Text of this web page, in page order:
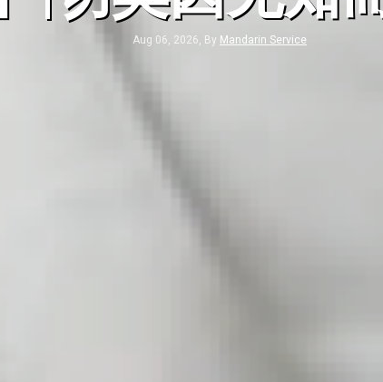
十二届亚洲主
体大会的心路历